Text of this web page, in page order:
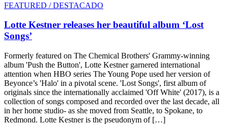
FEATURED / DESTACADO
Lotte Kestner releases her beautiful album ‘Lost
Songs’
Formerly featured on The Chemical Brothers' Grammy-winning
album 'Push the Button', Lotte Kestner garnered international
attention when HBO series The Young Pope used her version of
Beyonce’s 'Halo' in a pivotal scene. 'Lost Songs', first album of
originals since the internationally acclaimed 'Off White' (2017), is a
collection of songs composed and recorded over the last decade, all
in her home studio- as she moved from Seattle, to Spokane, to
Redmond. Lotte Kestner is the pseudonym of […]